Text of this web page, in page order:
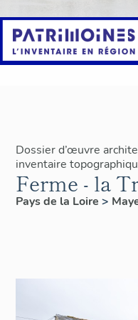
Dossier d’œuvre
inventaire
Ferme - la
Pays de la Loire >